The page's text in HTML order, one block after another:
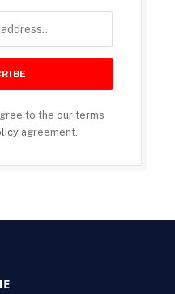
to the our terms
agreement.